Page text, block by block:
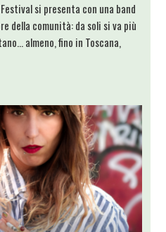
si presenta con una band
della comunità: da soli si va più
almeno, fino in Toscana,